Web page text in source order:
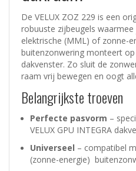
De VELUX ZOZ 229 is een
robuuste zijbeugels
elektrische (MML) of zonne-
buitenzonwering monteert op
dakvenster. Zo sluit de
raam vrij bewegen en oogt
Belangrijkste troeven
Perfecte pasvorm –
VELUX GPU INTEGRA
Universeel – compatibel
(zonne-energie)